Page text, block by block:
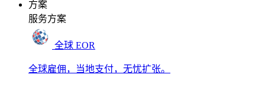
方案
服务方案
全球 EOR
全球雇佣，当地支付，无忧扩张。